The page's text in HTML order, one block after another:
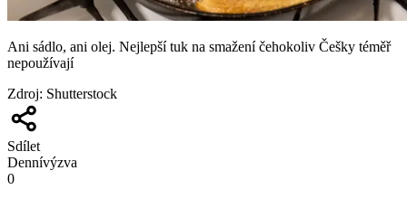
Ani sádlo, ani olej. Nejlepší tuk na smažení čehokoliv Češky téměř
nepoužívají
Zdroj: Shutterstock
Sdílet
Dennívýzva
0